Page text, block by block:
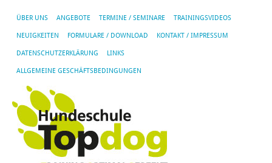
ÜBER UNS ANGEBOTE TERMINE / SEMINARE TRAININGSVIDEOS
NEUIGKEITEN FORMULARE / DOWNLOAD KONTAKT / IMPRESSUM
DATENSCHUTZERKLÄRUNG LINKS
ALLGEMEINE GESCHÄFTSBEDINGUNGEN